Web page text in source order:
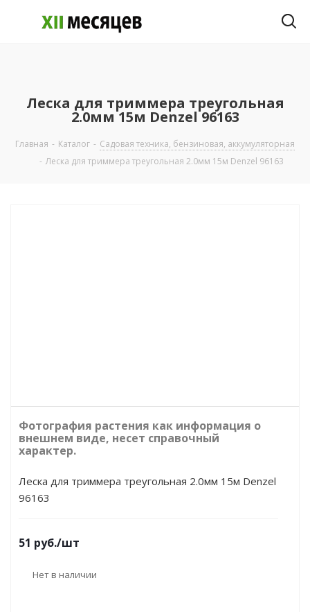
Леска для триммера треугольная
2.0мм 15м Denzel 96163
Главная - Каталог - Садовая техника, бензиновая, аккумуляторная
- Леска для триммера треугольная 2.0мм 15м Denzel 96163
Фотография растения как информация о
внешнем виде, несет справочный
характер.
Леска для триммера треугольная 2.0мм 15м Denzel
96163
51 руб./шт
Нет в наличии